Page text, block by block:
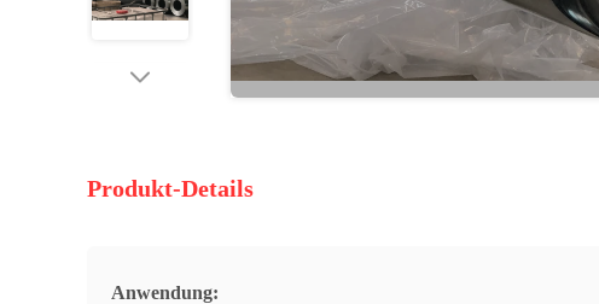
Produkt-Details
Anwendung: